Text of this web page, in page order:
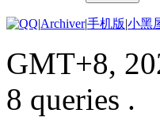
|Archiver|手机版|小黑
GMT+8,
8 queries .